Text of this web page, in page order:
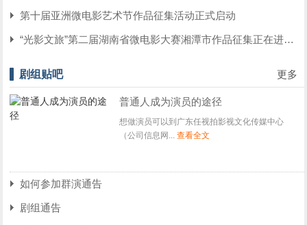
第十届亚洲微电影艺术节作品征集活动正式启动
“光影文旅”第二届湖南省微电影大赛湘潭市作品征集正在进行中
剧组贴吧 更多
普通人成为演员的途径
想做演员可以到广东任视拍影视文化传媒中心
（公司信息网...查看全文
如何参加群演通告
剧组通告